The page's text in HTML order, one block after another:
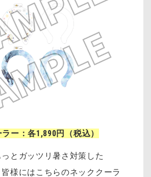
ー：各1,890円（税込）
っとガッツリ暑さ対策した
様にはこちらのネッククーラ